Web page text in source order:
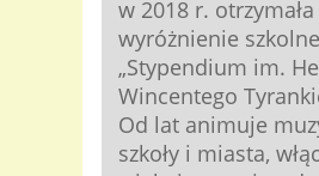
w 2018 r.
wyróżnienie szkolne
„Stypendium im.
Wincentego
Od lat animuje
szkoły i miasta,